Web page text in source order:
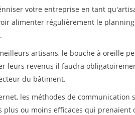
votre entreprise en tant
alimenter régulièrement le
artisans, le bouche à oreille
leurs revenus il faudra
du bâtiment.
les méthodes de communication
plus ou moins efficaces qui